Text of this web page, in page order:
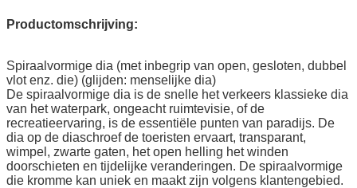
Productomschrijving:
Spiraalvormige dia (met inbegrip van open, gesloten, dubbel
vlot enz. die) (glijden: menselijke dia)
De spiraalvormige dia is de snelle het verkeers klassieke dia
van het waterpark, ongeacht ruimtevisie, of de
recreatieervaring, is de essentiële punten van paradijs. De
dia op de diaschroef de toeristen ervaart, transparant,
wimpel, zwarte gaten, het open helling het winden
doorschieten en tijdelijke veranderingen. De spiraalvormige
die kromme kan uniek en maakt zijn volgens klantengebied.